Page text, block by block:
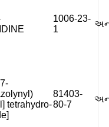
1006-23-
1
tetrahydro-
81403-
80-7